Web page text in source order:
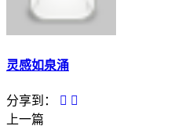
灵感如泉涌
分享到：
上一篇